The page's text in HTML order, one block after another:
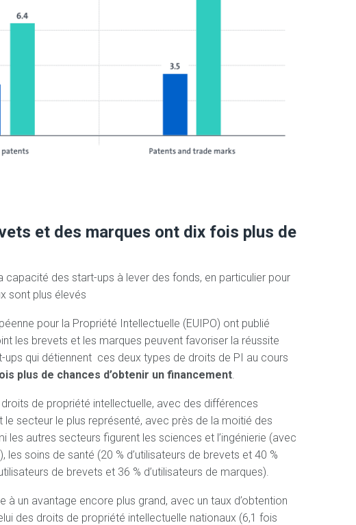
et des marques ont dix fois plus de
des start-ups à lever des fonds, en particulier pour
sont plus élevés
pour la Propriété Intellectuelle (EUIPO) ont publié
les brevets et les marques peuvent favoriser la réussite
ups qui détiennent ces deux types de droits de PI au cours
plus de chances d’obtenir un financement.
de propriété intellectuelle, avec des différences
secteur le plus représenté, avec près de la moitié des
autres secteurs figurent les sciences et l’ingénierie (avec
les soins de santé (20 % d’utilisateurs de brevets et 40 %
de brevets et 36 % d’utilisateurs de marques).
un avantage encore plus grand, avec un taux d’obtention
des droits de propriété intellectuelle nationaux (6,1 fois